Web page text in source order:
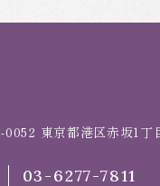
0052 東京都港区赤坂1
03-6277-7811